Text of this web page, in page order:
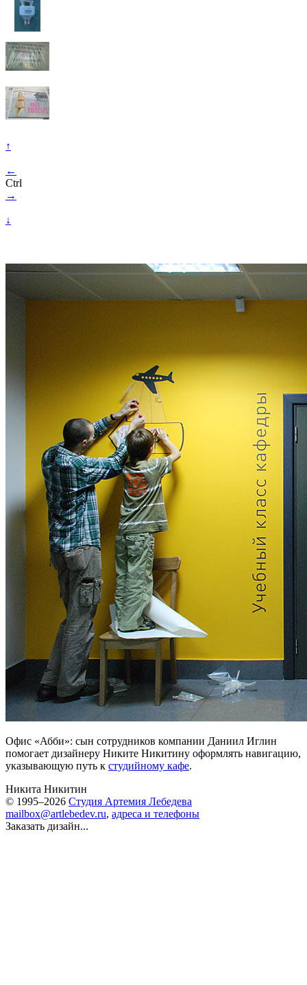
↑
←
Ctrl
→
↓
Офис «Абби»: сын сотрудников компании Даниил Иглин
помогает дизайнеру Никите Никитину оформлять навигацию,
указывающую путь к студийному кафе.
Никита Никитин
© 1995–2026 Студия Артемия Лебедева
mailbox@artlebedev.ru, адреса и телефоны
Заказать дизайн...